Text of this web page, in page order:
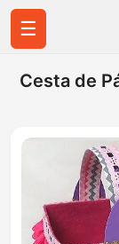
☰
Cesta de